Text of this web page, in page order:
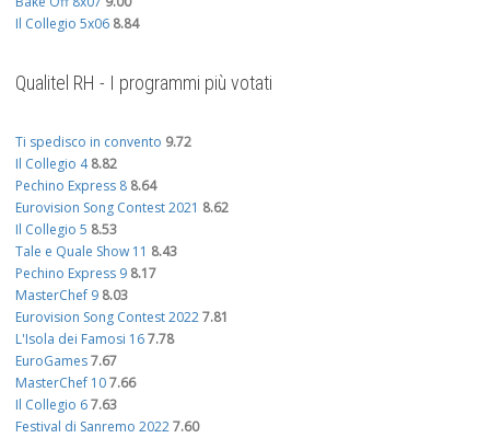
Il Collegio 5x06 8.84
Qualitel RH - I programmi più votati
Ti spedisco in convento 9.72
Il Collegio 4 8.82
Pechino Express 8 8.64
Eurovision Song Contest 2021 8.62
Il Collegio 5 8.53
Tale e Quale Show 11 8.43
Pechino Express 9 8.17
MasterChef 9 8.03
Eurovision Song Contest 20227.81
L'Isola dei Famosi 167.78
EuroGames7.67
MasterChef 107.66
Il Collegio 67.63
Festival di Sanremo 20227.60